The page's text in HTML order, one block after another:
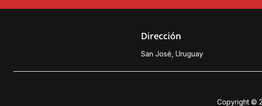
Dirección
San José, Uruguay
Copyright ©